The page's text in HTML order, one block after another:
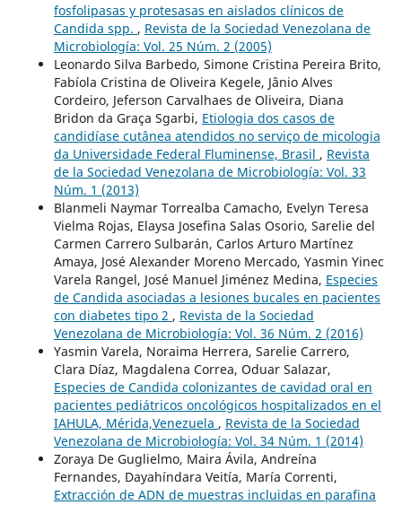
fosfolipasas y protesasas en aislados clínicos de
Candida spp. , Revista de la Sociedad Venezolana de
Microbiología: Vol. 25 Núm. 2 (2005)
Leonardo Silva Barbedo, Simone Cristina Pereira Brito,
Fabíola Cristina de Oliveira Kegele, Jânio Alves
Cordeiro, Jeferson Carvalhaes de Oliveira, Diana
Bridon da Graça Sgarbi, Etiologia dos casos de
candidíase cutânea atendidos no serviço de micologia
da Universidade Federal Fluminense, Brasil , Revista
de la Sociedad Venezolana de Microbiología: Vol. 33
Núm. 1 (2013)
Blanmeli Naymar Torrealba Camacho, Evelyn Teresa
Vielma Rojas, Elaysa Josefina Salas Osorio, Sarelie del
Carmen Carrero Sulbarán, Carlos Arturo Martínez
Amaya, José Alexander Moreno Mercado, Yasmin Yinec
Varela Rangel, José Manuel Jiménez Medina, Especies
de Candida asociadas a lesiones bucales en pacientes
con diabetes tipo 2 , Revista de la Sociedad
Venezolana de Microbiología: Vol. 36 Núm. 2 (2016)
Yasmin Varela, Noraima Herrera, Sarelie Carrero,
Clara Díaz, Magdalena Correa, Oduar Salazar,
Especies de Candida colonizantes de cavidad oral en
pacientes pediátricos oncológicos hospitalizados en el
IAHULA, Mérida,Venezuela , Revista de la Sociedad
Venezolana de Microbiología: Vol. 34 Núm. 1 (2014)
Zoraya De Guglielmo, Maira Ávila, Andreína
Fernandes, Dayahíndara Veitía, María Correnti,
Extracción de ADN de muestras incluidas en parafina